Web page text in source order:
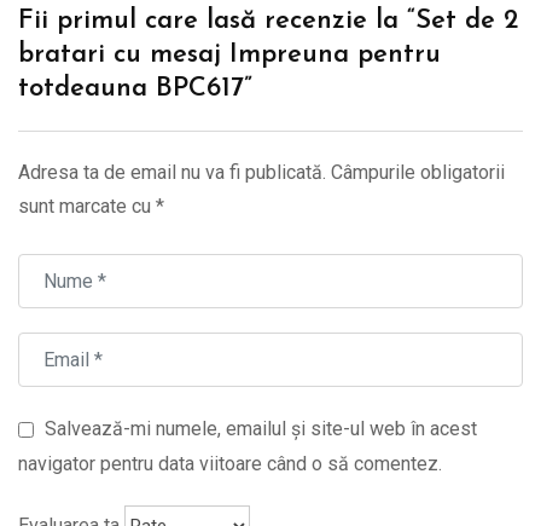
Fii primul care lasă recenzie la “Set de 2
bratari cu mesaj Impreuna pentru
totdeauna BPC617”
Adresa ta de email nu va fi publicată. Câmpurile obligatorii
sunt marcate cu *
Salvează-mi numele, emailul și site-ul web în acest
navigator pentru data viitoare când o să comentez.